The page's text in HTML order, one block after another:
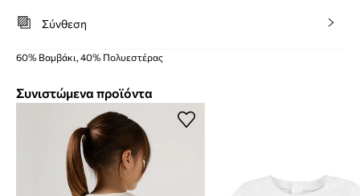
Σύνθεση
60% Βαμβάκι, 40% Πολυεστέρας
Συνιστώμενα προϊόντα